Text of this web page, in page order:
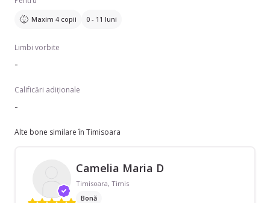
Maxim 4 copii 0 - 11 luni
Limbi vorbite
-
Calificări adiționale
-
Alte bone similare în Timisoara
Camelia Maria D
Timisoara, Timis
Bonă